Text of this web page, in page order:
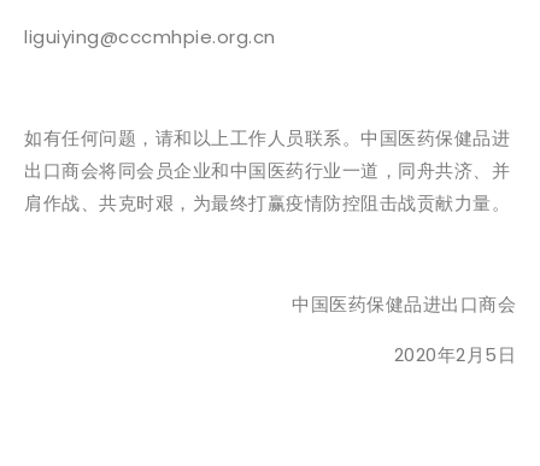
liguiying@cccmhpie.org.cn
如有任何问题，请和以上工作人员联系。中国医药保健品进
出口商会将同会员企业和中国医药行业一道，同舟共济、并
肩作战、共克时艰，为最终打赢疫情防控阻击战贡献力量。
中国医药保健品进出口商会
2020年2月5日